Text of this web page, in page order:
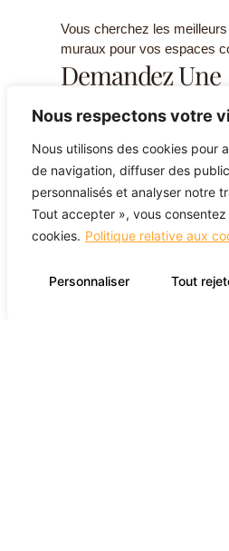
Nous respectons votre
Nous utilisons des cookies pour
de navigation, diffuser des
personnalisés et analyser notre
Tout accepter », vous
cookies. Politique relative aux
Personnaliser Tout
Vous cherchez les
muraux pour vos espaces
Demandez Une
Consultation
Une Estimation
Contactez-Nous